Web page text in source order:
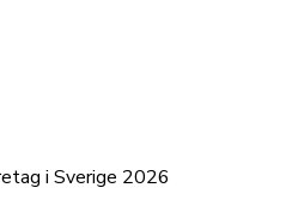
i Sverige 2026